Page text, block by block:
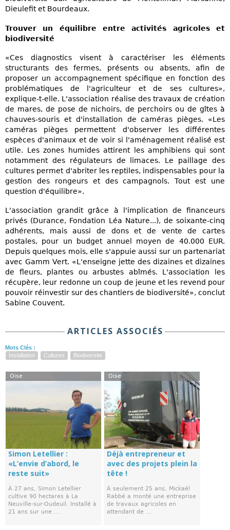
Dieulefit et Bourdeaux.
Trouver un équilibre entre activités agricoles et
biodiversité
«Ces diagnostics visent à caractériser les éléments
structurants des fermes, présents ou absents, afin de
proposer un accompagnement spécifique en fonction des
problématiques de l'agriculteur et de ses cultures»,
explique-t-elle. L'association réalise des travaux de création
de mares, de pose de nichoirs, de perchoirs ou de gîtes à
chauves-souris et d'installation de caméras pièges. «Les
caméras pièges permettent d'observer les différentes
espèces d'animaux et de voir si l'aménagement réalisé est
utile. Les zones humides attirent les amphibiens qui sont
notamment des régulateurs de limaces. Le paillage des
cultures permet d'abriter les reptiles, indispensables pour la
gestion des rongeurs et des campagnols. Tout est une
question d'équilibre».
L'association grandit grâce à l'implication de financeurs
privés (Durance, Fondation Léa Nature...), de soixante-cinq
adhérents, mais aussi de dons et de vente de cartes
postales, pour un budget annuel moyen de 40.000 EUR.
Depuis quelques mois, elle s'appuie aussi sur un partenariat
avec Gamm Vert. «L'enseigne jette des dizaines et dizaines
de fleurs, plantes ou arbustes abîmés. L'association les
récupère, leur redonne un coup de jeune et les revend pour
pouvoir réinvestir sur des chantiers de biodiversité», conclut
Sabine Couvent.
ARTICLES ASSOCIÉS
Mots Clés :
Installation
Cultures Biodiversite
Oise
Simon Letellier :
«L’envie d’abord, le
reste suit»
À 27 ans, Simon Letellier
cultive 90 hectares à La
Neuville-sur-Oudeuil. Installé à
21 ans sur une ...
Oise
Déjà entrepreneur et
avec des projets plein la
tête !
À seulement 25 ans, Mickaël
Rabbé a monté une entreprise
de travaux agricoles en
attendant de ...